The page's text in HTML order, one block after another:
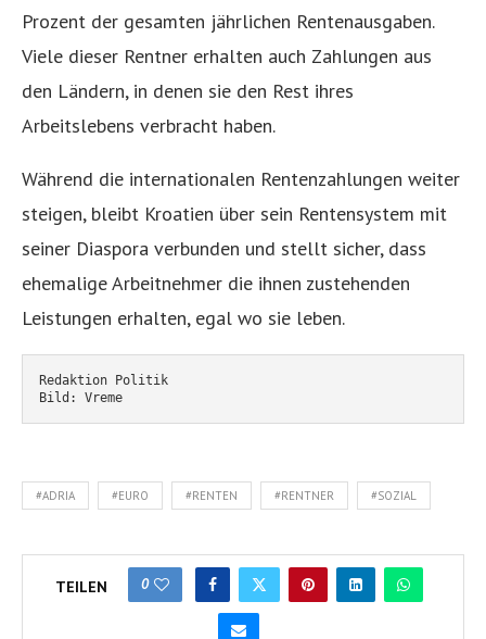
Prozent der gesamten jährlichen Rentenausgaben.
Viele dieser Rentner erhalten auch Zahlungen aus
den Ländern, in denen sie den Rest ihres
Arbeitslebens verbracht haben.
Während die internationalen Rentenzahlungen weiter
steigen, bleibt Kroatien über sein Rentensystem mit
seiner Diaspora verbunden und stellt sicher, dass
ehemalige Arbeitnehmer die ihnen zustehenden
Leistungen erhalten, egal wo sie leben.
Redaktion Politik
Bild: Vreme
#ADRIA #EURO #RENTEN #RENTNER #SOZIAL
TEILEN 0